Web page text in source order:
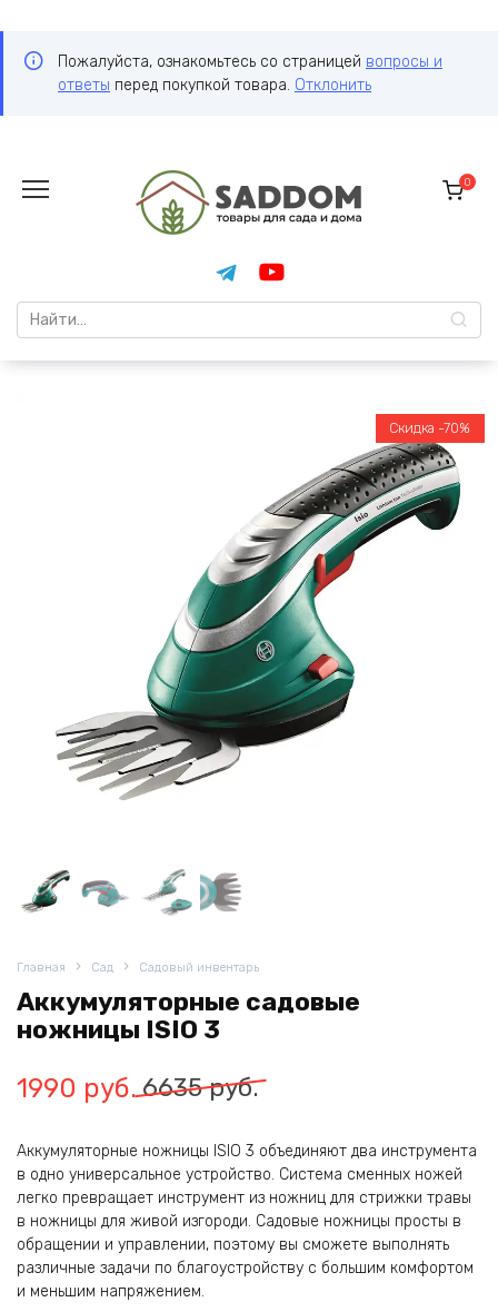
Пожалуйста, ознакомьтесь со страницей вопросы и
ответы перед покупкой товара. Отклонить
содержанию
Search
for:
0
Скидка -70%
Главная Сад Садовый инвентарь
Аккумуляторные садовые
ножницы ISIO 3
6635руб.
Первоначальная
составляла
6635
руб..
1990 руб.
Текущая
1990
руб..
Аккумуляторные ножницы ISIO 3 объединяют два инструмента
в одно универсальное устройство. Система сменных ножей
легко превращает инструмент из ножниц для стрижки травы
в ножницы для живой изгороди. Садовые ножницы просты в
обращении и управлении, поэтому вы сможете выполнять
различные задачи по благоустройству с большим комфортом
и меньшим напряжением.